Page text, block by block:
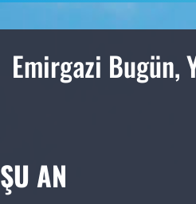
Emirgazi Bugün,
ŞU AN